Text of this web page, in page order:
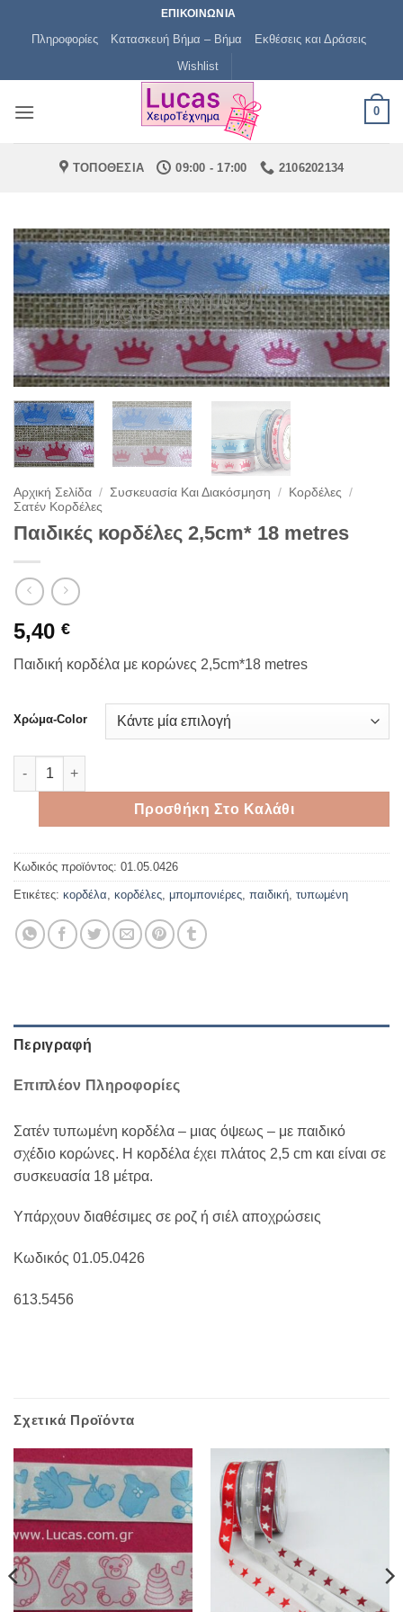
ΕΠΙΚΟΙΝΩΝΙΑ
Πληροφορίες Κατασκευή Βήμα – Βήμα
Εκθέσεις και Δράσεις
Wishlist
0
ΤΟΠΟΘΕΣΙΑ 09:00 - 17:00 2106202134
Αρχική Σελίδα / Συσκευασία Και Διακόσμηση / Κορδέλες
/
Σατέν Κορδέλες
Παιδικές κορδέλες 2,5cm* 18 metres
5,40 €
Παιδική κορδέλα με κορώνες 2,5cm*18 metres
Χρώμα-Color
Παιδικές κορδέλες 2,5cm* 18 metres ποσότητα
Προσθήκη Στο Καλάθι
Κωδικός προϊόντος: 01.05.0426
Ετικέτες: κορδέλα κορδέλες μπομπονιέρες παιδική τυπωμένη
Περιγραφή
Επιπλέον Πληροφορίες
Σατέν τυπωμένη κορδέλα – μιας όψεως – με παιδικό
σχέδιο κορώνες. Η κορδέλα έχει πλάτος 2,5 cm και είναι σε
συσκευασία 18 μέτρα.
Υπάρχουν διαθέσιμες σε ροζ ή σιέλ αποχρώσεις
Κωδικός 01.05.0426
613.5456
Σχετικά Προϊόντα